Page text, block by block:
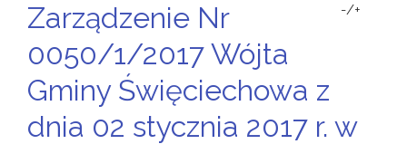
Zarządzenie Nr
0050/1/2017 Wójta
Gminy Święciechowa z
dnia 02 stycznia 2017 r. w
-/+